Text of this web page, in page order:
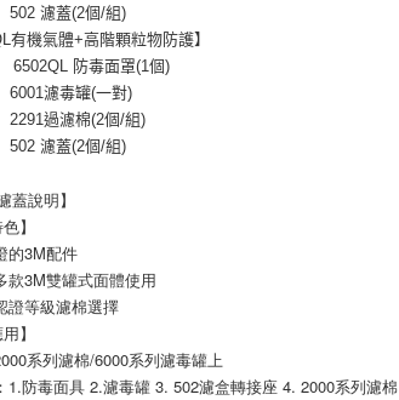
濾蓋(2個/組)
有機氣體+高階顆粒物防護】
防毒面罩(1個)
濾毒罐(一對)
過濾棉(2個/組)
濾蓋(2個/組)
蓋說明】
】
3M配件
3M雙罐式面體使用
等級濾棉選擇
】
系列濾棉/6000系列濾毒罐上
防毒面具 2.濾毒罐 3. 502濾盒轉接座 4. 2000系列濾棉